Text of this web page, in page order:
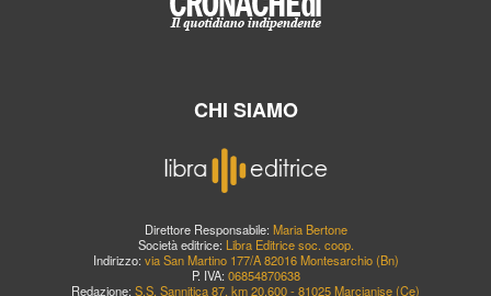
CHI SIAMO
Direttore Responsabile: Maria Bertone
Società editrice: Libra Editrice soc. coop.
Indirizzo: via San Martino 177/A 82016 Montesarchio (Bn)
P. IVA: 06854870638
Redazione: S.S. Sannitica 87, km 20,600 - 81025 Marcianise (Ce)